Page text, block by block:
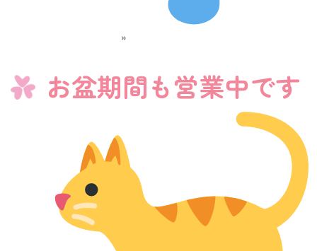
»
お盆期間も営業中です